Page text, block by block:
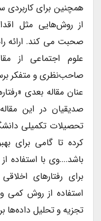
همچنین برای کاربردی
از روش‌هایی مثل
صحبت می کند. ارائه
علوم اجتماعی از
صاحب‌نظری و متفکر
عنان مقاله بعدی
صدیقیان در این
تحصیلات تکمیلی
کرده تا گامی برای
باشد….وی با استفاده
برای رفتارهای
استفاده از روش کمی
تجزیه و تحلیل داده‌ها